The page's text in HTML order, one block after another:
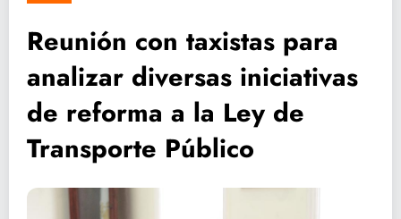
Reunión con taxistas para
analizar diversas iniciativas
de reforma a la Ley de
Transporte Público